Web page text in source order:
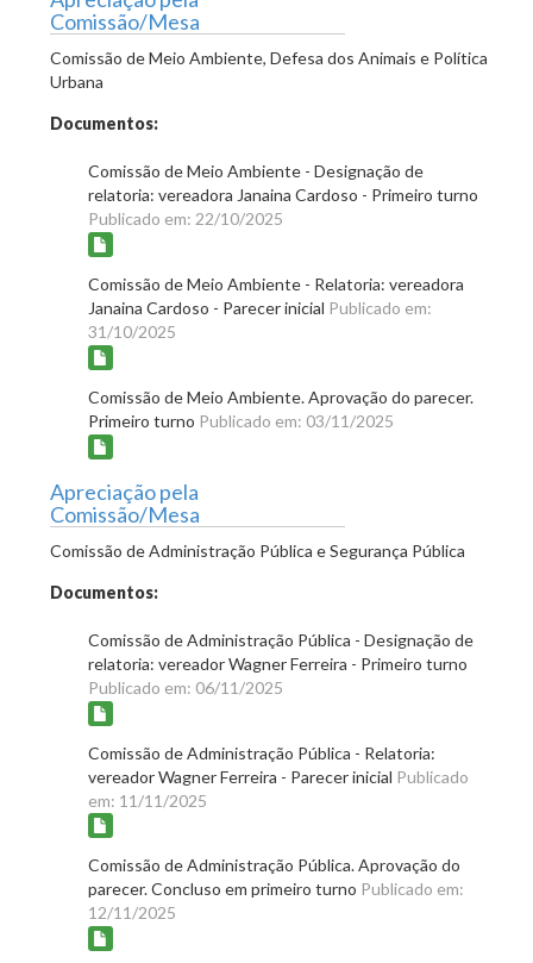
Comissão/Mesa
Comissão de Meio Ambiente, Defesa dos Animais e Política
Urbana
Documentos:
Comissão de Meio Ambiente - Designação de
relatoria: vereadora Janaina Cardoso - Primeiro turno
Publicado em: 22/10/2025
Comissão de Meio Ambiente - Relatoria: vereadora
Janaina Cardoso - Parecer inicial Publicado em:
31/10/2025
Comissão de Meio Ambiente. Aprovação do parecer.
Primeiro turno Publicado em: 03/11/2025
Apreciação pela
Comissão/Mesa
Comissão de Administração Pública e Segurança Pública
Documentos:
Comissão de Administração Pública - Designação de
relatoria: vereador Wagner Ferreira - Primeiro turno
Publicado em: 06/11/2025
Comissão de Administração Pública - Relatoria:
vereador Wagner Ferreira - Parecer inicial Publicado
em: 11/11/2025
Comissão de Administração Pública. Aprovação do
parecer. Concluso em primeiro turno Publicado em:
12/11/2025